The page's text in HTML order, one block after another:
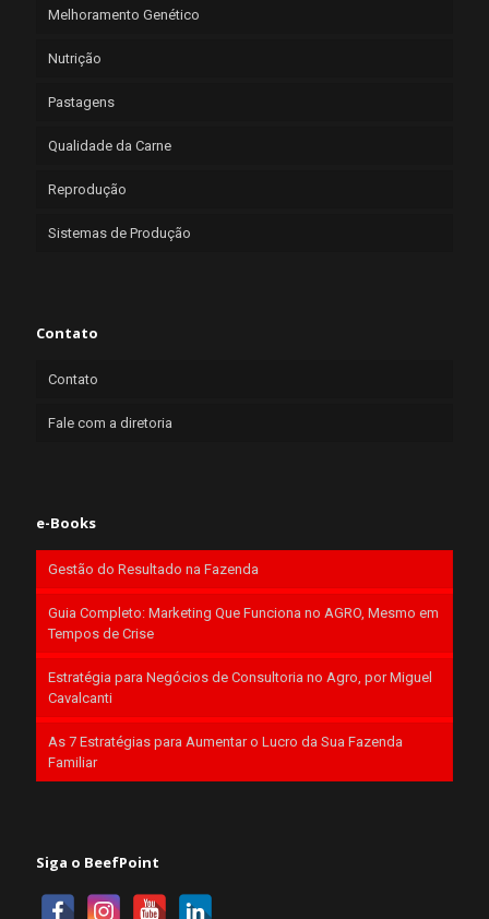
Melhoramento Genético
Nutrição
Pastagens
Qualidade da Carne
Reprodução
Sistemas de Produção
Contato
Contato
Fale com a diretoria
e-Books
Gestão do Resultado na Fazenda
Guia Completo: Marketing Que Funciona no AGRO, Mesmo em
Tempos de Crise
Estratégia para Negócios de Consultoria no Agro, por Miguel
Cavalcanti
As 7 Estratégias para Aumentar o Lucro da Sua Fazenda
Familiar
Siga o BeefPoint